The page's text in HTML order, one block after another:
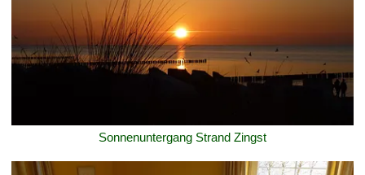
Sonnenuntergang Strand Zingst